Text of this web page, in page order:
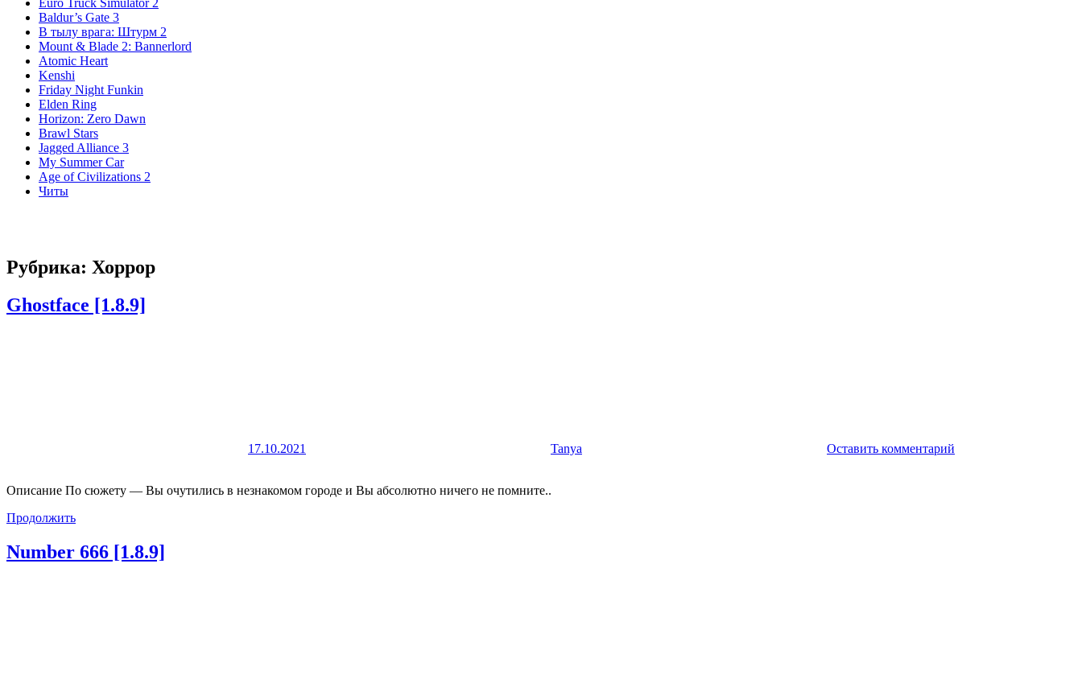
Euro Truck Simulator 2
Baldur’s Gate 3
В тылу врага: Штурм 2
Mount & Blade 2: Bannerlord
Atomic Heart
Kenshi
Friday Night Funkin
Elden Ring
Horizon: Zero Dawn
Brawl Stars
Jagged Alliance 3
My Summer Car
Age of Civilizations 2
Читы
Рубрика: Хоррор
Ghostface [1.8.9]
17.10.2021 Tanya Оставить комментарий
Описание По сюжету — Вы очутились в незнакомом городе и Вы абсолютно ничего не помните..
Продолжить
Number 666 [1.8.9]